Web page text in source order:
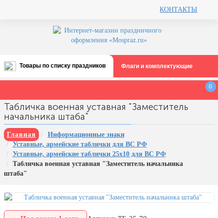
КОНТАКТЫ
Товары по списку праздников
Все праздники
августа)
12 августа, День ВВС
22 августа, День Государственного
флага РФ
День шахтера (последнее
воскресенье августа)
борьбе с терроризмом
Флаги и комплектующие
0
Табличка военная уставная "Заместитель
начальника штаба"
Главная
Информационные знаки
Уставные, армейские таблички для ВС РФ
Уставные, армейские таблички 25х10 для ВС РФ
Табличка военная уставная "Заместитель начальника
штаба"